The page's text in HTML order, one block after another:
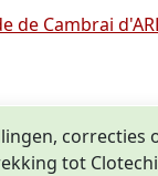
de Cambrai
correcties
tot